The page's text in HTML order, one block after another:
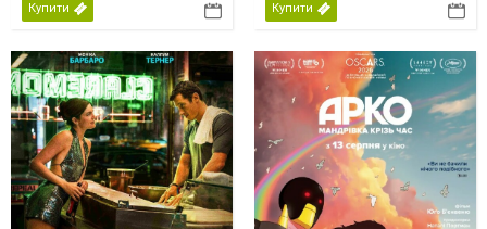
Купити Купити